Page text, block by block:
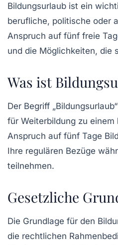
Bildungsurlaub ist ein
berufliche, politische oder
Anspruch auf fünf freie
und die Möglichkeiten, die
Was ist
Der Begriff
für Weiterbildung zu
Anspruch auf fünf Tage
Ihre regulären Bezüge
teilnehmen.
Gesetzliche
Die Grundlage für den
die rechtlichen